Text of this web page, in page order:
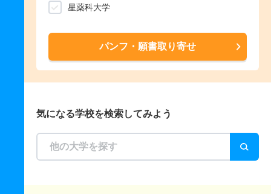
星薬科大学
パンフ・願書取り寄せ
気になる学校を検索してみよう